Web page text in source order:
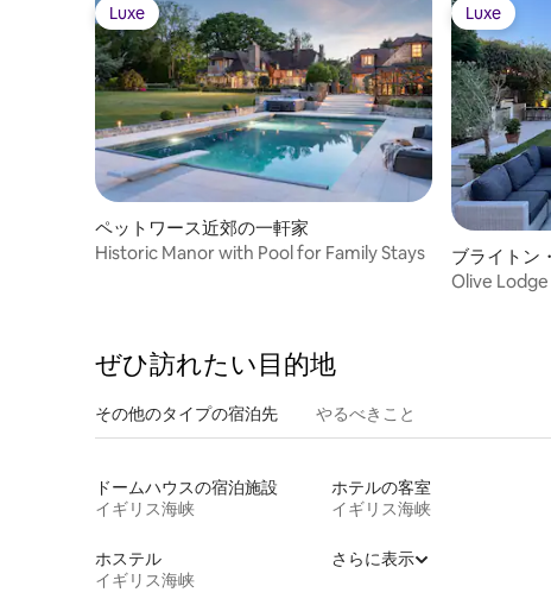
Luxe
Luxe
ペットワース近郊の一軒家
Historic Manor with Pool for Family Stays
Luxe
Luxe
ブライトン
家
Olive
ぜひ訪⁠れ⁠た⁠い目⁠的⁠地
その他のタ⁠イ⁠プ⁠の宿⁠泊⁠先 やるべきこと
ドームハウスの宿泊施設
イギリス海峡
ホテルの客室
イギリス海峡
ホステル
イギリス海峡
さらに表示